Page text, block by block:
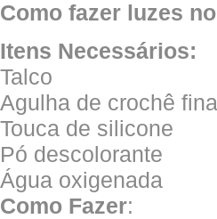
Como fazer luzes
Itens Necessários:
Talco
Agulha de crochê fina
Touca de silicone
Pó descolorante
Água oxigenada
Como Fazer: